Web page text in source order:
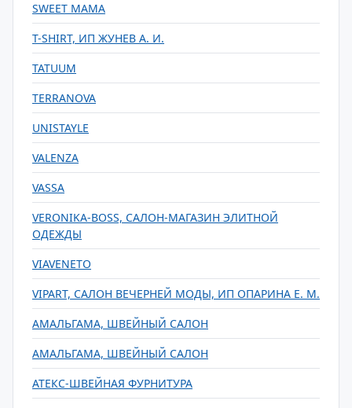
SWEET MAMA
T-SHIRT, ИП ЖУНЕВ А. И.
TATUUM
TERRANOVA
UNISTAYLE
VALENZA
VASSA
VERONIKA-BOSS, САЛОН-МАГАЗИН ЭЛИТНОЙ
ОДЕЖДЫ
VIAVENETO
VIPART, САЛОН ВЕЧЕРНЕЙ МОДЫ, ИП ОПАРИНА Е. М.
АМАЛЬГАМА, ШВЕЙНЫЙ САЛОН
АМАЛЬГАМА, ШВЕЙНЫЙ САЛОН
АТЕКС-ШВЕЙНАЯ ФУРНИТУРА